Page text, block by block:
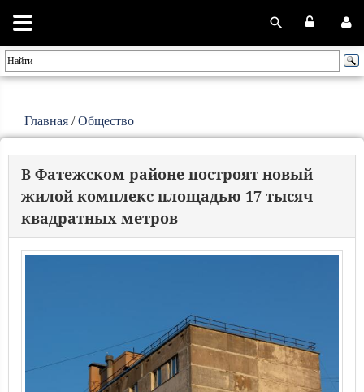
Главная /Общество
В Фатежском районе построят новый
жилой комплекс площадью 17 тысяч
квадратных метров